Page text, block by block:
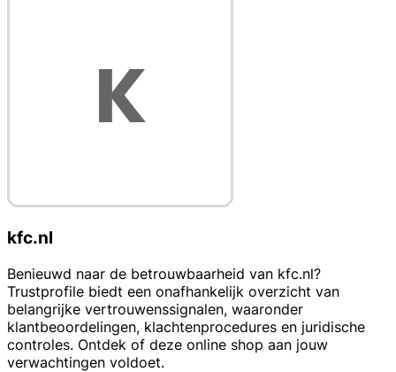
kfc.nl
Benieuwd naar de betrouwbaarheid van kfc.nl?
Trustprofile biedt een onafhankelijk overzicht van
belangrijke vertrouwenssignalen, waaronder
klantbeoordelingen, klachtenprocedures en juridische
controles. Ontdek of deze online shop aan jouw
verwachtingen voldoet.